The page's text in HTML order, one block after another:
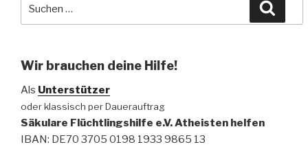
Wir brauchen deine Hilfe!
Als Unterstützer
oder klassisch per Dauerauftrag
Säkulare Flüchtlingshilfe e.V. Atheisten helfen
IBAN: DE70 3705 0198 1933 9865 13